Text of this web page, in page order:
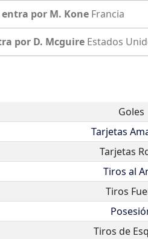
entra por M. Kone Francia
por D. Mcguire Estados
Goles
Tarjetas
Tarjetas
Tiros al
Tiros
Tiros de